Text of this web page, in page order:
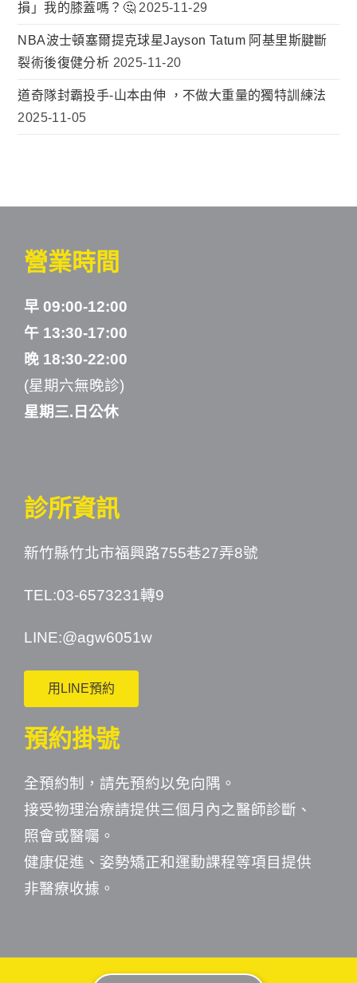
損」我的膝蓋嗎？🤔 2025-11-29
NBA波士頓塞爾提克球星Jayson Tatum 阿基里斯腱斷
裂術後復健分析 2025-11-20
道奇隊封霸投手-山本由伸 ，不做大重量的獨特訓練法
2025-11-05
營業時間
早 09:00-12:00
午 13:30-17:00
晚 18:30-22:00
(星期六無晚診)
星期三.日公休
診所資訊
新竹縣竹北市福興路755巷27弄8號
TEL:03-6573231轉9
LINE:@agw6051w
用LINE預約
預約掛號
全預約制，請先預約以免向隅。
接受物理治療請提供三個月內之醫師診斷、
照會或醫囑。
健康促進、姿勢矯正和運動課程等項目提供
非醫療收據。